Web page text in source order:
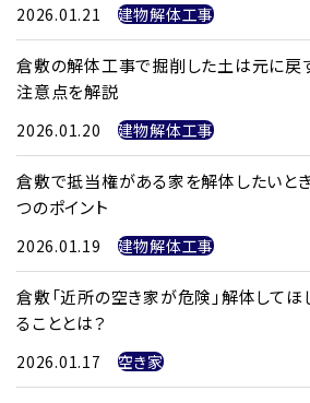
2026.01.21 建物解体工事
倉敷の解体工事で掘削した土は元に戻
注意点を解説
2026.01.20 建物解体工事
倉敷で抵当権がある家を解体したいと
つのポイント
2026.01.19 建物解体工事
倉敷「近所の空き家が危険」解体して
ることとは？
2026.01.17 空き家